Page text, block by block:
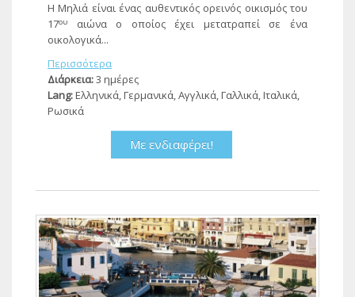
Η Μηλιά είναι ένας αυθεντικός ορεινός οικισμός του
17ου
αιώνα ο οποίος έχει μετατραπεί σε ένα
οικολογικά...
Περισσότερα
Διάρκεια:3 ημέρες
Lang:Ελληνικά, Γερμανικά, Αγγλικά, Γαλλικά, Ιταλικά,
Ρωσικά
Με ενδιαφέρει!